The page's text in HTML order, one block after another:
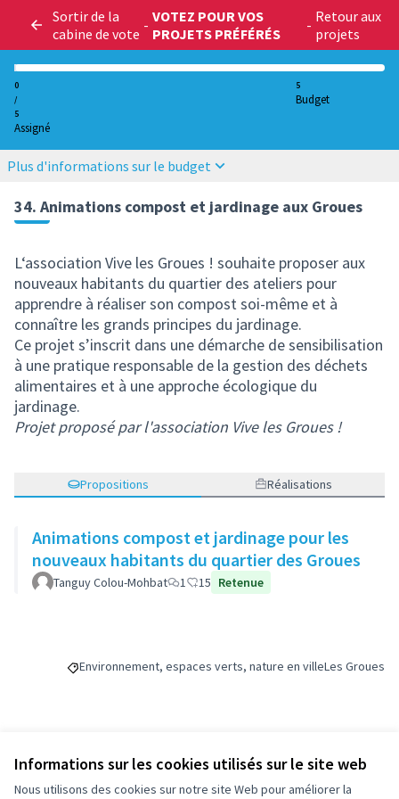
Informations sur les cookies utilisés sur le site web
Nous utilisons des cookies sur notre site Web pour améliorer la
Sortir de la
cabine de vote - VOTEZ POUR VOS
PROJETS PRÉFÉRÉS
- Retour aux
projets
0
/
5
Assigné
5
Budget
Plus d'informations sur le budget
34. Animations compost et jardinage aux Groues
L‘association Vive les Groues ! souhaite proposer aux
nouveaux habitants du quartier des ateliers pour
apprendre à réaliser son compost soi-même et à
connaître les grands principes du jardinage.
Ce projet s’inscrit dans une démarche de sensibilisation
à une pratique responsable de la gestion des déchets
alimentaires et à une approche écologique du
jardinage.
Projet proposé par l'association Vive les Groues !
Propositions Réalisations
Animations compost et jardinage pour les
nouveaux habitants du quartier des Groues
Tanguy Colou-Mohbat 1 15 Retenue
Filtrer les résultats de la catégorie : Environnement,
Environnement, espaces verts, nature en villeFiltrer les
Les Groues
Budget